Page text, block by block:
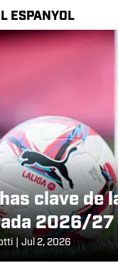
ESPANYOL
clave de
2026/27
Jul 2, 2026